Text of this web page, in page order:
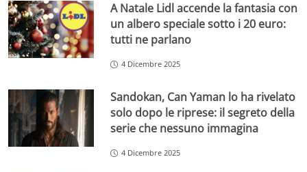
A Natale Lidl accende la fantasia con
un albero speciale sotto i 20 euro:
tutti ne parlano
4 Dicembre 2025
Sandokan, Can Yaman lo ha rivelato
solo dopo le riprese: il segreto della
serie che nessuno immagina
4 Dicembre 2025